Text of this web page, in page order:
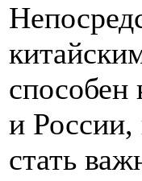
способен
и
стать